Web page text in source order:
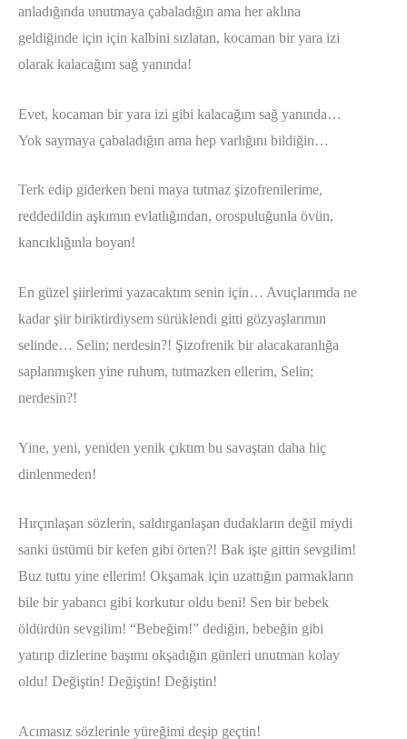
anladığında unutmaya çabaladığın ama her aklına
geldiğinde için için kalbini sızlatan, kocaman bir yara izi
olarak kalacağım sağ yanında!
Evet, kocaman bir yara izi gibi kalacağım sağ yanında…
Yok saymaya çabaladığın ama hep varlığını bildiğin…
Terk edip giderken beni maya tutmaz şizofrenilerime,
reddedildin aşkımın evlatlığından, orospuluğunla övün,
kancıklığınla boyan!
En güzel şiirlerimi yazacaktım senin için… Avuçlarımda ne
kadar şiir biriktirdiysem sürüklendi gitti gözyaşlarımın
selinde… Selin; nerdesin?! Şizofrenik bir alacakaranlığa
saplanmışken yine ruhum, tutmazken ellerim, Selin;
nerdesin?!
Yine, yeni, yeniden yenik çıktım bu savaştan daha hiç
dinlenmeden!
Hırçınlaşan sözlerin, saldırganlaşan dudakların değil miydi
sanki üstümü bir kefen gibi örten?! Bak işte gittin sevgilim!
Buz tuttu yine ellerim! Okşamak için uzattığın parmakların
bile bir yabancı gibi korkutur oldu beni! Sen bir bebek
öldürdün sevgilim! “Bebeğim!” dediğin, bebeğin gibi
yatırıp dizlerine başımı okşadığın günleri unutman kolay
oldu! Değiştin! Değiştin! Değiştin!
Acımasız sözlerinle yüreğimi deşip geçtin!